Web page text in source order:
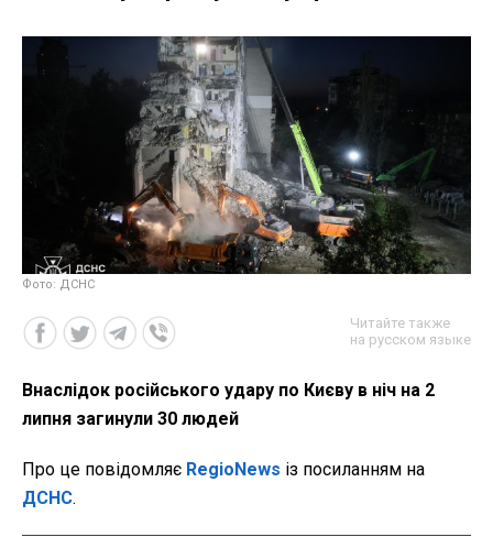
Фото: ДСНС
Читайте также
на русском языке
Внаслідок російського удару по Києву в ніч на 2
липня загинули 30 людей
Про це повідомляє RegioNews із посиланням на
ДСНС.